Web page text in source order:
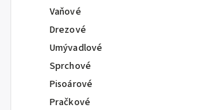
Vaňové
Drezové
Umývadlové
Sprchové
Pisoárové
Pračkové